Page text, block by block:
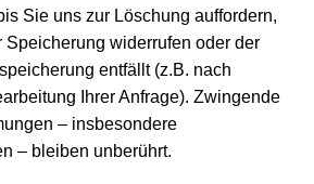
Sie uns zur Löschung auffordern,
Speicherung widerrufen oder der
entfällt (z.B. nach
Ihrer Anfrage). Zwingende
– insbesondere
– bleiben unberührt.